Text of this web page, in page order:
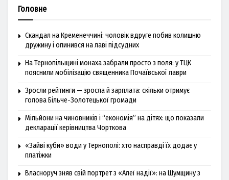
Головне
Скандал на Кременеччині: чоловік вдруге побив колишню
дружину і опинився на лаві підсудних
На Тернопільщині монаха забрали просто з поля: у ТЦК
пояснили мобілізацію священника Почаївської лаври
Зросли рейтинги — зросла й зарплата: скільки отримує
голова Більче-Золотецької громади
Мільйони на чиновників і “економія” на дітях: що показали
декларації керівництва Чорткова
«Зайві куби» води у Тернополі: хто насправді їх додає у
платіжки
Власноруч зняв свій портрет з «Алеї надії»: на Шумщину з